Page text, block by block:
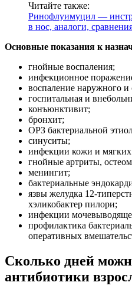
Читайте также:
Ринофлуимуцил —
в нос, аналоги,
Основные показания к
гнойные воспаления;
инфекционное
воспаление наружного и
госпитальная и
конъюнктивит;
бронхит;
ОРЗ бактериальной
синуситы;
инфекции кожи и мягких
гнойные артриты,
менингит;
бактериальные
язвы желудка 12-
хэликобактер пилори;
инфекции
профилактика
оперативных
Сколько дней
антибиотики